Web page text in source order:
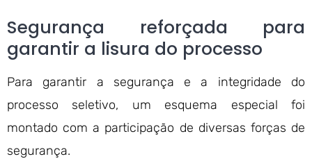
Segurança reforçada para
garantir a lisura do processo
Para garantir a segurança e a integridade do
processo seletivo, um esquema especial foi
montado com a participação de diversas forças de
segurança.